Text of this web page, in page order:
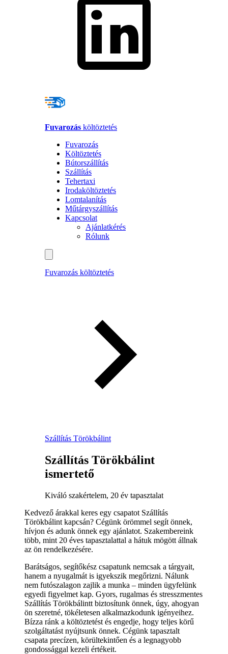
Fuvarozás költöztetés
Fuvarozás
Költöztetés
Bútorszállítás
Szállítás
Tehertaxi
Irodaköltöztetés
Lomtalanítás
Műtárgyszállítás
Kapcsolat
Ajánlatkérés
Rólunk
Fuvarozás költöztetés
Szállítás Törökbálint
Szállítás Törökbálint
ismertető
Kiváló szakértelem, 20 év tapasztalat
Kedvező árakkal keres egy csapatot Szállítás
Törökbálint kapcsán? Cégünk örömmel segít önnek,
hívjon és adunk önnek egy ajánlatot. Szakembereink
több, mint 20 éves tapasztalattal a hátuk mögött állnak
az ön rendelkezésére.
Barátságos, segítőkész csapatunk nemcsak a tárgyait,
hanem a nyugalmát is igyekszik megőrizni. Nálunk
nem futószalagon zajlik a munka – minden ügyfelünk
egyedi figyelmet kap. Gyors, rugalmas és stresszmentes
Szállítás Törökbálintt biztosítunk önnek, úgy, ahogyan
ön szeretné, tökéletesen alkalmazkodunk igényeihez.
Bízza ránk a költöztetést és engedje, hogy teljes körű
szolgáltatást nyújtsunk önnek. Cégünk tapasztalt
csapata precízen, körültekintően és a legnagyobb
gondossággal kezeli értékeit.